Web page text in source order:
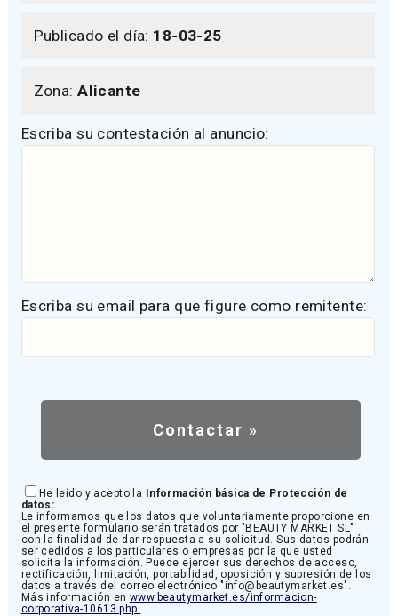
Publicado el día: 18-03-25
Zona:Alicante
Escriba su contestación al anuncio:
Escriba su email para que figure como remitente:
He leído y acepto la Información básica de Protección de
datos:
Le informamos que los datos que voluntariamente proporcione en
el presente formulario serán tratados por "BEAUTY MARKET SL"
con la finalidad de dar respuesta a su solicitud. Sus datos podrán
ser cedidos a los particulares o empresas por la que usted
solicita la información. Puede ejercer sus derechos de acceso,
rectificación, limitación, portabilidad, oposición y supresión de los
datos a través del correo electrónico "info@beautymarket.es".
Más información en www.beautymarket.es/informacion-
corporativa-10613.php.